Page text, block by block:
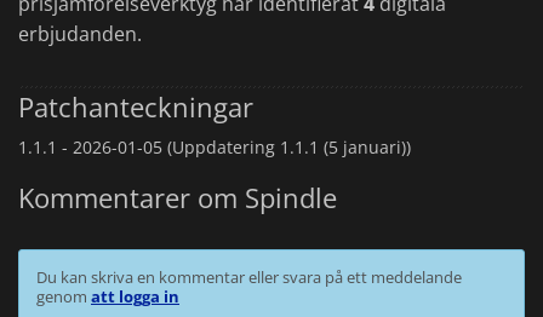
erbjudanden.
Patchanteckningar
1.1.1 - 2026-01-05 (Uppdatering 1.1.1 (5 januari))
Kommentarer om Spindle
Du kan skriva en kommentar eller svara på ett meddelande
genom att logga in